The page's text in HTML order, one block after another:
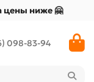
цены ниже 🤗
098-83-94